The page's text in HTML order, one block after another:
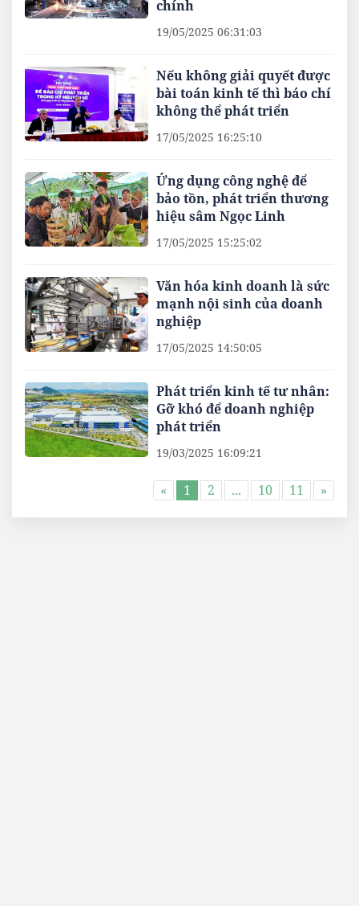
chính
19/05/2025 06:31:03
Nếu không giải quyết được
bài toán kinh tế thì báo chí
không thể phát triển
17/05/2025 16:25:10
Ứng dụng công nghệ để
bảo tồn, phát triển thương
hiệu sâm Ngọc Linh
17/05/2025 15:25:02
Văn hóa kinh doanh là sức
mạnh nội sinh của doanh
nghiệp
17/05/2025 14:50:05
Phát triển kinh tế tư nhân:
Gỡ khó để doanh nghiệp
phát triển
19/03/2025 16:09:21
« 1 2 ... 10 11 »